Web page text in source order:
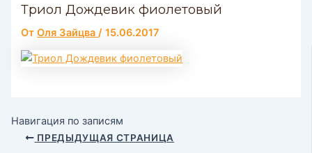
Триол Дождевик фиолетовый
ОтОля Зайцва/15.06.2017
Навигация по записям
ПРЕДЫДУЩАЯ СТРАНИЦА